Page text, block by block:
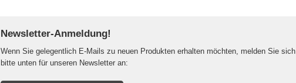
Newsletter-Anmeldung!
Wenn Sie gelegentlich E-Mails zu neuen Produkten erhalten möchten, melden Sie sich
bitte unten für unseren Newsletter an: